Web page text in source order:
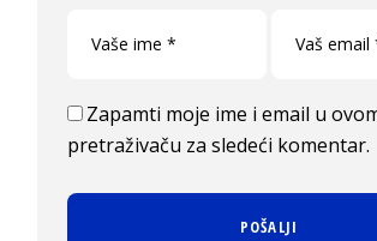
Zapamti moje ime i email u
pretraživaču za sledeći komentar.